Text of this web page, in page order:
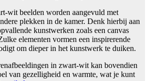
wit beelden worden aangevuld met
plekken in de kamer. Denk hierbij aan
kunstwerken zoals een canvas
elementen vormen een inspirerende
om dieper in het kunstwerk te duiken.
in zwart-wit kan bovendien
van gezelligheid en warmte, wat je kunt